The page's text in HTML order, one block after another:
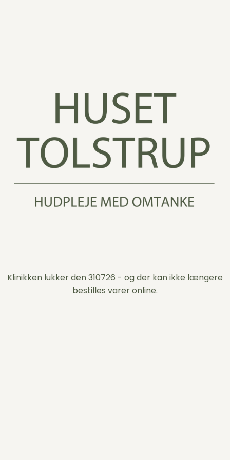
Klinikken lukker den 310726 - og der kan ikke længere
bestilles varer online.